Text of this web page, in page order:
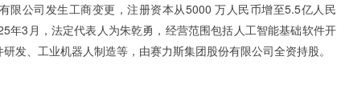
限公司发生工商变更，注册资本从5000 万人民币增至5.5亿人民
年3月，法定代表人为朱乾勇，经营范围包括人工智能基础软件开
发、工业机器人制造等，由赛力斯集团股份有限公司全资持股。